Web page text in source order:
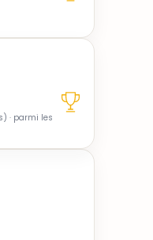
· parmi les